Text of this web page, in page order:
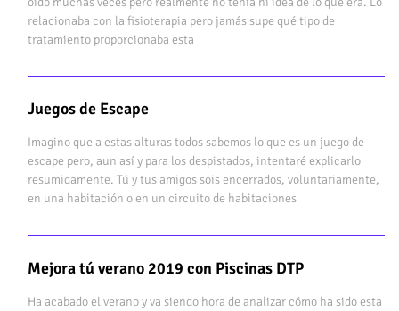
relacionaba con la fisioterapia pero jamás supe qué tipo de
tratamiento proporcionaba esta
Juegos de Escape
Imagino que a estas alturas todos sabemos lo que es un juego de
escape pero, aun así y para los despistados, intentaré explicarlo
resumidamente. Tú y tus amigos sois encerrados, voluntariamente,
en una habitación o en un circuito de habitaciones
Mejora tú verano 2019 con Piscinas DTP
Ha acabado el verano y va siendo hora de analizar cómo ha sido esta